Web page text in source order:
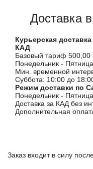
Доставка
Курьерская
КАД
Базовый тариф 500,00
Понедельник -
Мин. временной
Суббота: 10:00 до
Режим доставки по
Понедельник -
Доставка за КАД без
Дополнительная
Заказ входит в силу